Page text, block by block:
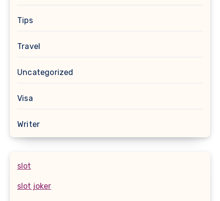
Tips
Travel
Uncategorized
Visa
Writer
slot
slot joker